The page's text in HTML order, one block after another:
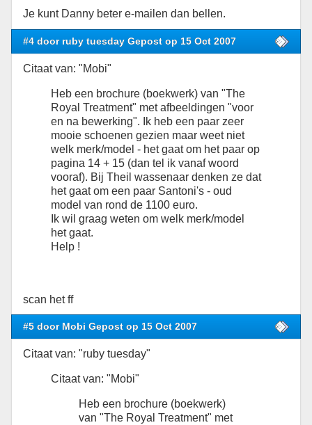
Je kunt Danny beter e-mailen dan bellen.
#4 door ruby tuesday Gepost op 15 Oct 2007
Citaat van: "Mobi"
Heb een brochure (boekwerk) van "The
Royal Treatment" met afbeeldingen "voor
en na bewerking". Ik heb een paar zeer
mooie schoenen gezien maar weet niet
welk merk/model - het gaat om het paar op
pagina 14 + 15 (dan tel ik vanaf woord
vooraf). Bij Theil wassenaar denken ze dat
het gaat om een paar Santoni's - oud
model van rond de 1100 euro.
Ik wil graag weten om welk merk/model
het gaat.
Help !
scan het ff
#5 door Mobi Gepost op 15 Oct 2007
Citaat van: "ruby tuesday"
Citaat van: "Mobi"
Heb een brochure (boekwerk)
van "The Royal Treatment" met